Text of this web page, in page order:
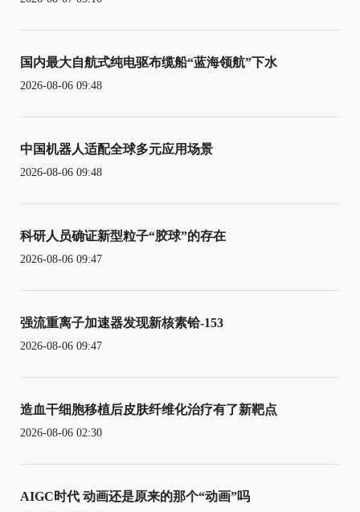
国内最大自航式纯电驱布缆船“蓝海领航”下水
2026-08-06 09:48
中国机器人适配全球多元应用场景
2026-08-06 09:48
科研人员确证新型粒子“胶球”的存在
2026-08-06 09:47
强流重离子加速器发现新核素铪-153
2026-08-06 09:47
造血干细胞移植后皮肤纤维化治疗有了新靶点
2026-08-06 02:30
AIGC时代 动画还是原来的那个“动画”吗